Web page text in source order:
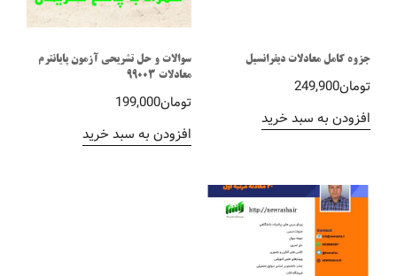
جزوه کامل معادلات دیفرانسیل
تومان249,900
افزودن به سبد خرید
سوالات و حل تشریحی آزمون پایانترم
معادلات 99003
تومان199,000
افزودن به سبد خرید